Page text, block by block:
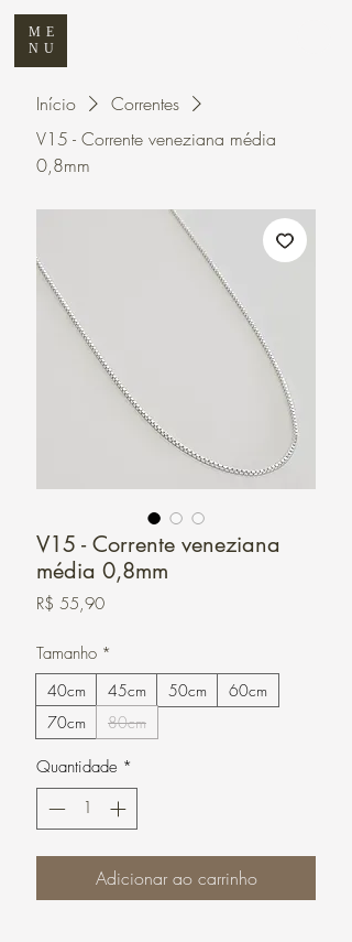
ME
NU
Início
Correntes
V15 - Corrente veneziana média
0,8mm
V15 - Corrente veneziana
média 0,8mm
R$ 55,90Preço
Tamanho *
40cm 45cm 50cm
60cm
70cm
80cm
Quantidade *
Adicionar ao carrinho